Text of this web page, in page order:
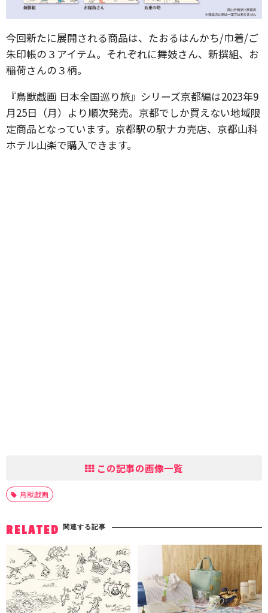
今回新たに展開される商品は、たおるはんかち/巾着/ご
朱印帳の３アイテム。それぞれに舞妓さん、新撰組、お
稲荷さんの３柄。
『鳥獣戯画 日本全国巡り旅』シリーズ京都編は2023年9
月25日（月）より順次発売。京都でしか買えない地域限
定商品となっています。京都駅の駅ナカ売店、京都山科
ホテル山楽で購入できます。
この記事の画像一覧
鳥獣戯画
RELATED 関連する記事